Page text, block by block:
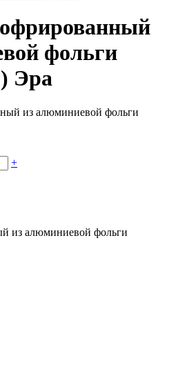
фольги
Эра
+
из алюминиевой фольги